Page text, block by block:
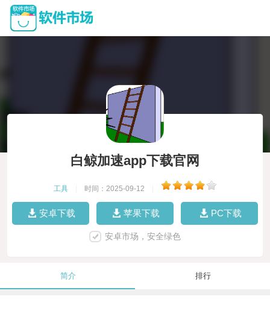
白鲸加速app下载官网
工具 时间：2025-09-12
安卓下载 苹果下载 PC下载
安卓市场，安全绿色
简介 排行